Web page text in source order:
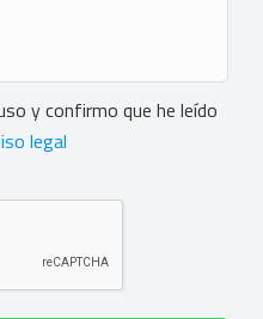
y confirmo que he leído
legal